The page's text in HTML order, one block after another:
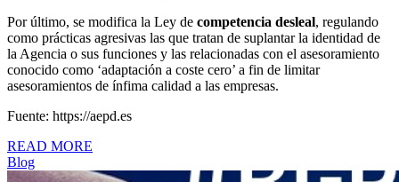
Por último, se modifica la Ley de competencia desleal, regulando
como prácticas agresivas las que tratan de suplantar la identidad de
la Agencia o sus funciones y las relacionadas con el asesoramiento
conocido como ‘adaptación a coste cero’ a fin de limitar
asesoramientos de ínfima calidad a las empresas.
Fuente: https://aepd.es
READ MORE
Blog